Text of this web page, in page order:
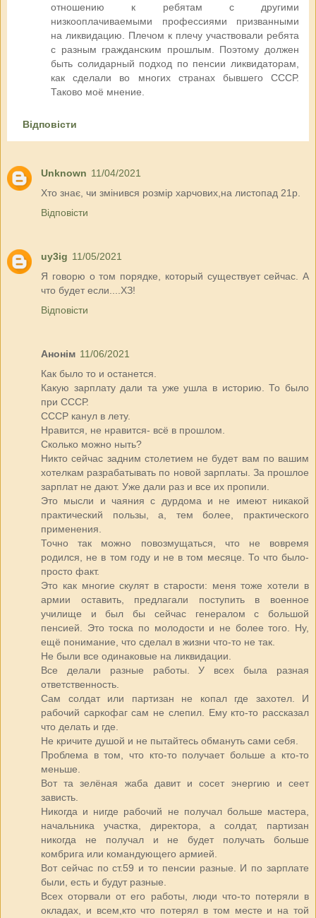
отношению к ребятам с другими
низкооплачиваемыми профессиями призванными
на ликвидацию. Плечом к плечу участвовали ребята
с разным гражданским прошлым. Поэтому должен
быть солидарный подход по пенсии ликвидаторам,
как сделали во многих странах бывшего СССР.
Таково моё мнение.
Відповісти
Unknown 11/04/2021
Хто знає, чи змінився розмір харчових,на листопад 21р.
Відповісти
uy3ig 11/05/2021
Я говорю о том порядке, который существует сейчас. А
что будет если....ХЗ!
Відповісти
Анонім 11/06/2021
Как было то и останется.
Какую зарплату дали та уже ушла в историю. То было
при СССР.
СССР канул в лету.
Нравится, не нравится- всё в прошлом.
Сколько можно ныть?
Никто сейчас задним столетием не будет вам по вашим
хотелкам разрабатывать по новой зарплаты. За прошлое
зарплат не дают. Уже дали раз и все их пропили.
Это мысли и чаяния с дурдома и не имеют никакой
практический пользы, а, тем более, практического
применения.
Точно так можно повозмущаться, что не вовремя
родился, не в том году и не в том месяце. То что было-
просто факт.
Это как многие скулят в старости: меня тоже хотели в
армии оставить, предлагали поступить в военное
училище и был бы сейчас генералом с большой
пенсией. Это тоска по молодости и не более того. Ну,
ещё понимание, что сделал в жизни что-то не так.
Не были все одинаковые на ликвидации.
Все делали разные работы. У всех была разная
ответственность.
Сам солдат или партизан не копал где захотел. И
рабочий саркофаг сам не слепил. Ему кто-то рассказал
что делать и где.
Не кричите душой и не пытайтесь обмануть сами себя.
Проблема в том, что кто-то получает больше а кто-то
меньше.
Вот та зелёная жаба давит и сосет энергию и сеет
зависть.
Никогда и нигде рабочий не получал больше мастера,
начальника участка, директора, а солдат, партизан
никогда не получал и не будет получать больше
комбрига или командующего армией.
Вот сейчас по ст.59 и то пенсии разные. И по зарплате
были, есть и будут разные.
Всех оторвали от его работы, люди что-то потеряли в
окладах, и всем,кто что потерял в том месте и на той